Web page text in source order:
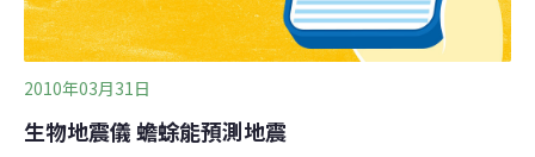
態相關研究，在林務局研究計畫的成
2010年03月31日
生物地震儀 蟾蜍能預測地震